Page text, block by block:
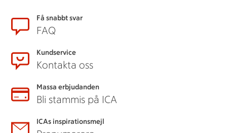
SidfotFå snabbt svar
FAQ
Kundservice
Kontakta oss
Massa erbjudanden
Bli stammis på ICA
ICAs inspirationsmejl